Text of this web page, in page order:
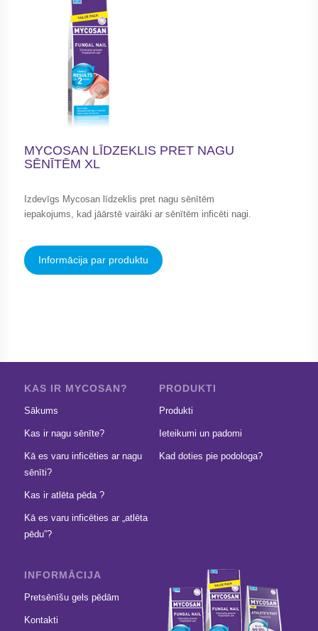
MYCOSAN LĪDZEKLIS PRET NAGU
SĒNĪTĒM XL
Izdevīgs Mycosan līdzeklis pret nagu sēnītēm
iepakojums, kad jāārstē vairāki ar sēnītēm inficēti nagi.
Informācija par produktu
KAS IR MYCOSAN?
Sākums
Kas ir nagu sēnīte?
Kā es varu inficēties ar nagu
sēnīti?
Kas ir atlēta pēda ?
Kā es varu inficēties ar „atlēta
pēdu”?
PRODUKTI
Produkti
Ieteikumi un padomi
Kad doties pie podologa?
INFORMĀCIJA
Pretsēnīšu gels pēdām
Kontakti